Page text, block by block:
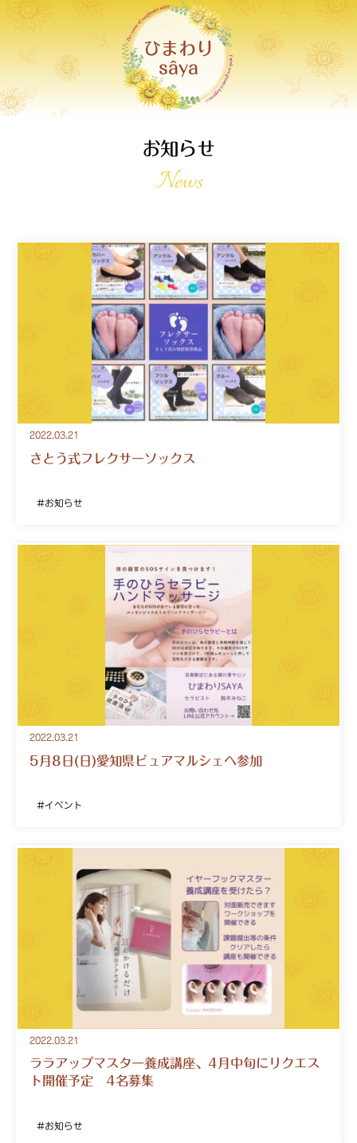
ひまわり
sâya
お知らせ
News
2022.03.21
さとう式フレクサーソックス
お知らせ
2022.03.21
5月8日(日)愛知県ピュアマルシェへ参加
イベント
2022.03.21
ララアップマスター養成講座、4月中旬にリクエス
ト開催予定 4名募集
お知らせ